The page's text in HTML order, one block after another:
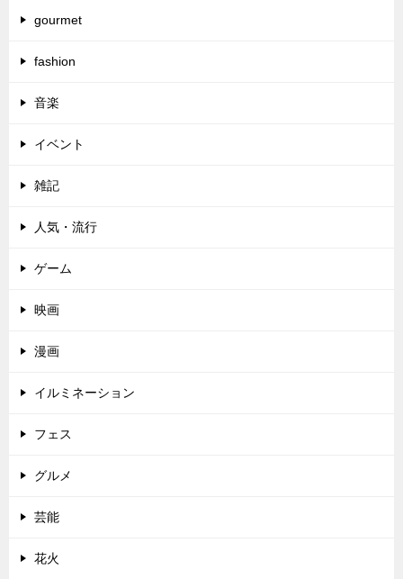
gourmet
fashion
音楽
イベント
雑記
人気・流行
ゲーム
映画
漫画
イルミネーション
フェス
グルメ
芸能
花火